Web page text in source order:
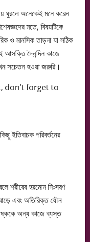
ঘুরলে অনেকেই মনে করেন
মতে, বিষয়টিকে
ও মানসিক তাড়না যা সঠিক
আসক্তি দৈনন্দিন কাজে
সচেতন হওয়া জরুরি।
don't forget to
ইতিবাচক পরিবর্তনের
শরীরের হরমোন নিঃসরণ
এবং অতিরিক্ত যৌন
অন্য কাজে ব্যস্ত